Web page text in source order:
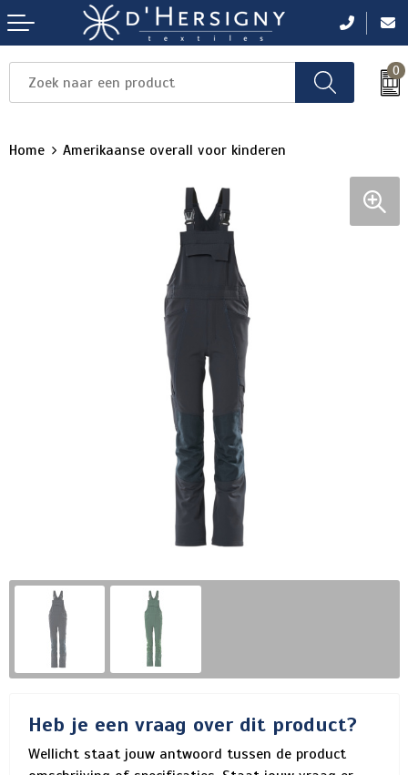
0
Home Amerikaanse overall voor kinderen
Heb je een vraag over dit product?
Wellicht staat jouw antwoord tussen de product